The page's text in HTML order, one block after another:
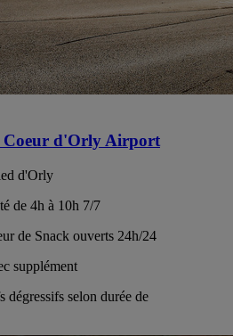
Coeur d'Orly Airport
d'Orly
de 4h à 10h 7/7
de Snack ouverts 24h/24
supplément
dégressifs selon durée de